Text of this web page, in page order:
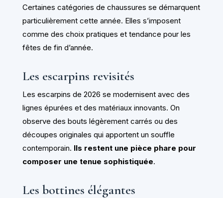
Certaines catégories de chaussures se démarquent
particulièrement cette année. Elles s’imposent
comme des choix pratiques et tendance pour les
fêtes de fin d’année.
Les escarpins revisités
Les escarpins de 2026 se modernisent avec des
lignes épurées et des matériaux innovants. On
observe des bouts légèrement carrés ou des
découpes originales qui apportent un souffle
contemporain. Ils restent une pièce phare pour
composer une tenue sophistiquée.
Les bottines élégantes